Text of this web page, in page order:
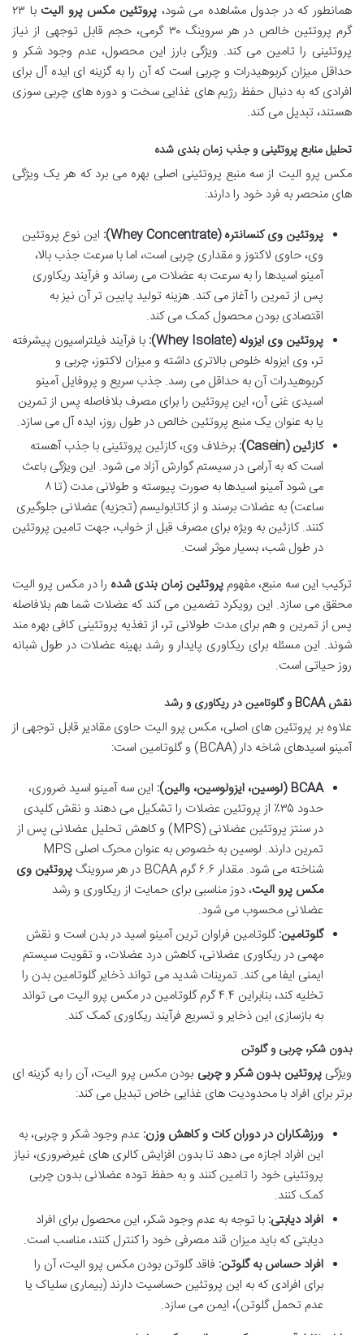
همانطور که در جدول مشاهده می شود،پروتئین مکس پرو الیت
با ۲۳
گرم پروتئین خالص در هر سروینگ ۳۰ گرمی، حجم قابل توجهی از نیاز
پروتئینی را تامین می کند. ویژگی بارز این محصول، عدم وجود شکر و
حداقل میزان کربوهیدرات و چربی است که آن را به گزینه ای ایده آل برای
افرادی که به دنبال حفظ رژیم های غذایی سخت و دوره های چربی سوزی
هستند، تبدیل می کند.
تحلیل منابع پروتئینی و جذب زمان بندی شده
مکس پرو الیت از سه منبع پروتئینی اصلی بهره می برد که هر یک ویژگی
های منحصر به فرد خود را دارند:
پروتئین وی کنسانتره (Whey Concentrate):
این نوع پروتئین
وی، حاوی لاکتوز و مقداری چربی است، اما با سرعت جذب بالا،
آمینو اسیدها را به سرعت به عضلات می رساند و فرآیند ریکاوری
پس از تمرین را آغاز می کند. هزینه تولید پایین تر آن نیز به
اقتصادی بودن محصول کمک می کند.
پروتئین وی ایزوله (Whey Isolate):
با فرآیند فیلتراسیون پیشرفته
تر، وی ایزوله خلوص بالاتری داشته و میزان لاکتوز، چربی و
کربوهیدرات آن به حداقل می رسد. جذب سریع و پروفایل آمینو
اسیدی غنی آن، این پروتئین را برای مصرف بلافاصله پس از تمرین
یا به عنوان یک منبع پروتئین خالص در طول روز، ایده آل می سازد.
کازئین (Casein):
برخلاف وی، کازئین پروتئینی با جذب آهسته
است که به آرامی در سیستم گوارش آزاد می شود. این ویژگی باعث
می شود آمینو اسیدها به صورت پیوسته و طولانی مدت (تا ۸
ساعت) به عضلات برسند و از کاتابولیسم (تجزیه) عضلانی جلوگیری
کنند. کازئین به ویژه برای مصرف قبل از خواب، جهت تامین پروتئین
در طول شب، بسیار موثر است.
ترکیب این سه منبع، مفهومپروتئین زمان بندی شده را در مکس پرو الیت
محقق می سازد. این رویکرد تضمین می کند که عضلات شما هم بلافاصله
پس از تمرین و هم برای مدت طولانی تر، از تغذیه پروتئینی کافی بهره مند
شوند. این مسئله برای ریکاوری پایدار و رشد بهینه عضلات در طول شبانه
روز حیاتی است.
نقش BCAA و گلوتامین در ریکاوری و رشد
علاوه بر پروتئین های اصلی، مکس پرو الیت حاوی مقادیر قابل توجهی از
آمینو اسیدهای شاخه دار (BCAA) و گلوتامین است:
BCAA (لوسین، ایزولوسین، والین):
این سه آمینو اسید ضروری،
حدود ۳۵٪ از پروتئین عضلات را تشکیل می دهند و نقش کلیدی
در سنتز پروتئین عضلانی (MPS) و کاهش تحلیل عضلانی پس از
تمرین دارند. لوسین به خصوص به عنوان محرک اصلی MPS
شناخته می شود. مقدار ۶.۶ گرم BCAA در هر سروینگ
پروتئین وی
مکس پرو الیت، دوز مناسبی برای حمایت از ریکاوری و رشد
عضلانی محسوب می شود.
گلوتامین:گلوتامین فراوان ترین آمینو اسید در بدن است و نقش
مهمی در ریکاوری عضلانی، کاهش درد عضلات، و تقویت سیستم
ایمنی ایفا می کند. تمرینات شدید می تواند ذخایر گلوتامین بدن را
تخلیه کند، بنابراین ۴.۴ گرم گلوتامین در مکس پرو الیت می تواند
به بازسازی این ذخایر و تسریع فرآیند ریکاوری کمک کند.
بدون شکر، چربی و گلوتن
ویژگیپروتئین بدون شکر و چربی بودن مکس پرو الیت، آن را به گزینه ای
برتر برای افراد با محدودیت های غذایی خاص تبدیل می کند:
ورزشکاران در دوران کات و کاهش وزن: عدم وجود شکر و چربی، به
این افراد اجازه می دهد تا بدون افزایش کالری های غیرضروری، نیاز
پروتئینی خود را تامین کنند و به حفظ توده عضلانی بدون چربی
کمک کنند.
افراد دیابتی: با توجه به عدم وجود شکر، این محصول برای افراد
دیابتی که باید میزان قند مصرفی خود را کنترل کنند، مناسب است.
افراد حساس به گلوتن: فاقد گلوتن بودن مکس پرو الیت، آن را
برای افرادی که به این پروتئین حساسیت دارند (بیماری سلیاک یا
عدم تحمل گلوتن)، ایمن می سازد.